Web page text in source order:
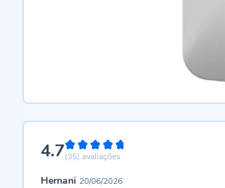
4.794%
(35) avaliações
Hernani 20/06/2026